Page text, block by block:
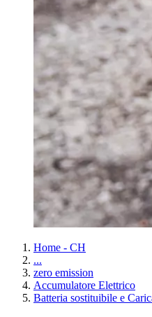
Home - CH
...
zero emission
Accumulatore Elettrico
Batteria sostituibile e